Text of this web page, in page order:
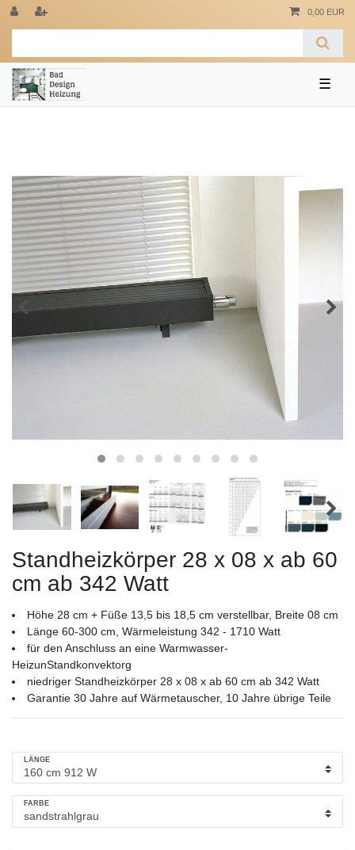
0,00 EUR
☰
Standheizkörper 28 x 08 x ab 60
cm ab 342 Watt
Höhe 28 cm + Füße 13,5 bis 18,5 cm verstellbar, Breite 08 cm
Länge 60-300 cm, Wärmeleistung 342 - 1710 Watt
für den Anschluss an eine Warmwasser-
HeizunStandkonvektorg
niedriger Standheizkörper 28 x 08 x ab 60 cm ab 342 Watt
Garantie 30 Jahre auf Wärmetauscher, 10 Jahre übrige Teile
LÄNGE
FARBE